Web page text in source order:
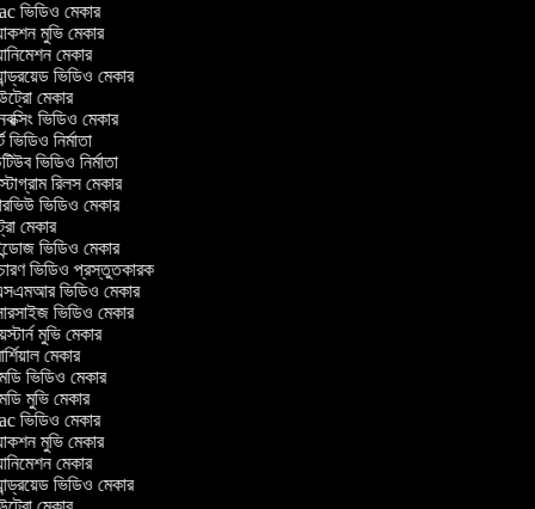
ভিডিও মেকার
মুভি মেকার
মেকার
ভিডিও মেকার
মেকার
ভিডিও মেকার
নির্মাতা
ভিডিও নির্মাতা
রিলস মেকার
ভিডিও মেকার
মেকার
ভিডিও মেকার
ভিডিও প্রস্তুতকারক
ভিডিও মেকার
ভিডিও মেকার
মুভি মেকার
মেকার
ভিডিও মেকার
মুভি মেকার
ভিডিও মেকার
মুভি মেকার
মেকার
ভিডিও মেকার